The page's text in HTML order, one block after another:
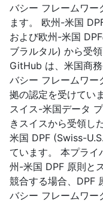
バシー フレームワ
ます。 欧州-米国
および欧州-米国
ブラルタル) から受
GitHub は、米国商
バシー フレームワ
拠の認定を受けてい
スイス-米国データ
きスイスから受領し
米国 DPF (Swiss-
ています。 本プライ
州-米国 DPF 原則と
競合する場合、DPF
バシー フレームワー